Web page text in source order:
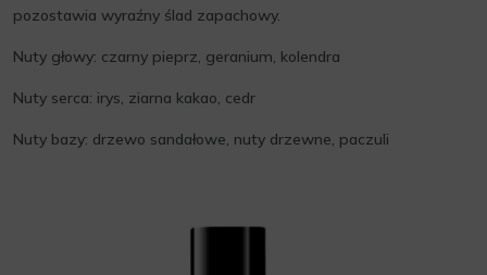
pozostawia wyraźny ślad zapachowy.
Nuty głowy: czarny pieprz, geranium, kolendra
Nuty serca: irys, ziarna kakao, cedr
Nuty bazy: drzewo sandałowe, nuty drzewne, paczuli